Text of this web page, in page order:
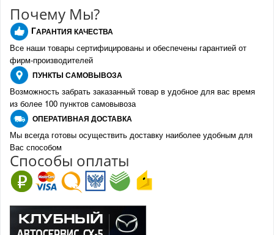
Почему Мы?
ГАРАНТИЯ КАЧЕСТВА
Все наши товары сертифицированы и обеспечены гарантией от
фирм-производителей
ПУНКТЫ САМОВЫВОЗА
Возможность забрать заказанный товар в удобное для вас время
из более 100 пунктов самовывоза
ОПЕРАТИВНАЯ ДОСТАВКА
Мы всегда готовы осуществить доставку наиболее удобным для
Вас способом
Способы оплаты